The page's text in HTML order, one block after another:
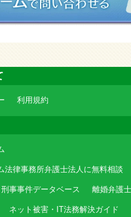
利用規約
法律事務所弁護士法人に無料相談
刑事事件データベース 離婚弁護
ネット被害・IT法務解決ガイド